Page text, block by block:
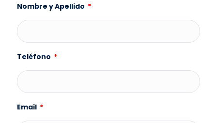
Nombre y Apellido
Teléfono
Email